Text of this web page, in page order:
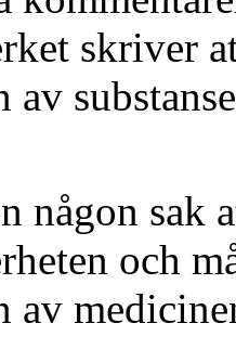
skriver
någon sak
och
av